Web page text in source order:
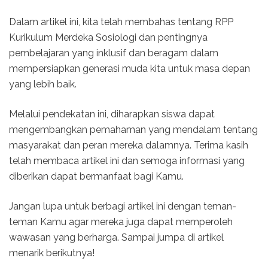
Dalam artikel ini, kita telah membahas tentang RPP
Kurikulum Merdeka Sosiologi dan pentingnya
pembelajaran yang inklusif dan beragam dalam
mempersiapkan generasi muda kita untuk masa depan
yang lebih baik.
Melalui pendekatan ini, diharapkan siswa dapat
mengembangkan pemahaman yang mendalam tentang
masyarakat dan peran mereka dalamnya. Terima kasih
telah membaca artikel ini dan semoga informasi yang
diberikan dapat bermanfaat bagi Kamu.
Jangan lupa untuk berbagi artikel ini dengan teman-
teman Kamu agar mereka juga dapat memperoleh
wawasan yang berharga. Sampai jumpa di artikel
menarik berikutnya!